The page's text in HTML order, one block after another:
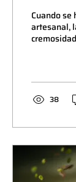
helados
tiempo
Cuando
artesanal,
38